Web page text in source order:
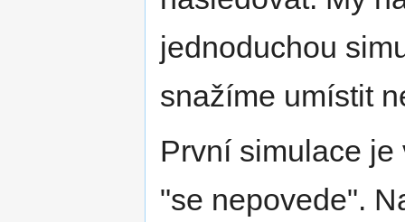
jednoduchou
snažíme umístit
První simulace
"se nepovede".